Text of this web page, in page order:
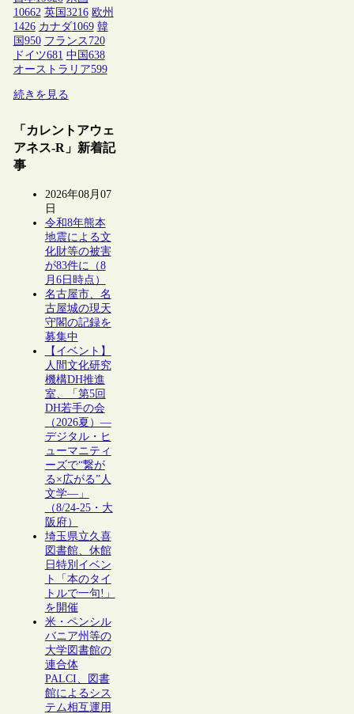
10662 英国 3216 欧州
1426 カナダ1069 韓
国 950 フランス 720
ドイツ681 中国 638
オーストラリア599
続きを見る
「カレントアウェ
アネス-R」新着記
事
2026年08月07
日
令和8年熊本
地震による文
化財等の被害
が83件に（8
月6日時点）
名古屋市、名
古屋城の現天
守閣の記録を
募集中
【イベント】
人間文化研究
機構DH推進
室、「第5回
DH若手の会
（2026夏）―
デジタル・ヒ
ューマニティ
ーズで“繋が
る×広がる”人
文学―」
（8/24-25・大
阪府）
埼玉県立久喜
図書館、休館
日特別イベン
ト「本のタイ
トルで一句!」
を開催
米・ペンシル
バニア州等の
大学図書館の
連合体
PALCI、図書
館によるシス
テム相互運用